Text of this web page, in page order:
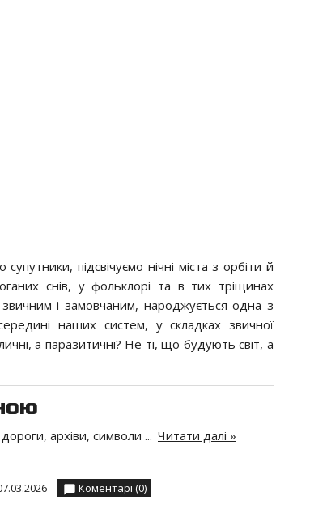
підсвічуємо нічні міста з орбіти й
снів, у фольклорі та в тих тріщинах
і замовчаним, народжується одна з
наших систем, у складках звичної
а паразитичні? Не ті, що будують світ, а
архіви, символи ... Читати далі »
Коментарі (0)